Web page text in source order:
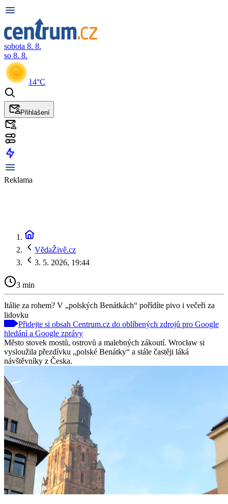
sobota 8. 8.
so 8. 8.
14°C
Přihlášení
Reklama
VědaŽivě.cz
3. 5. 2026, 19:44
3 min
Itálie za rohem? V „polských Benátkách“ pořídíte pivo i večeři za
lidovku
Přidejte si obsah Centrum.cz do oblíbených zdrojů pro Google
hledání a Google zprávy
Město stovek mostů, ostrovů a malebných zákoutí. Wrocław si
vysloužila přezdívku „polské Benátky“ a stále častěji láká
návštěvníky z Česka.